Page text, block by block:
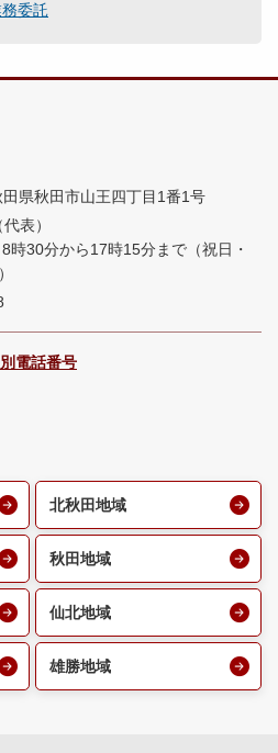
委託
県秋田市山王四丁目1番1号
表）
時30分から17時15分まで （祝日・
電話番号
北秋田地域
秋田地域
仙北地域
雄勝地域